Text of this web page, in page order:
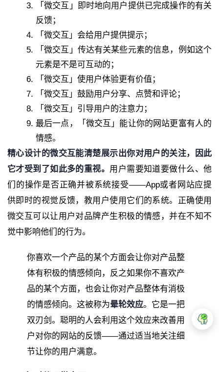
「微交互」即时地向用户提供已完成操作的有关
反馈；
「微交互」会给用户提供提示；
「微交互」传达有关某些元素的信息，例如这个
元素是不是可互动的；
「微交互」使用户体验更有价值；
「微交互」鼓励用户分享、点赞和评论；
「微交互」引导用户的注意力；
最后一点，「微交互」能让你的网站更富有人的
情感。
精心设计的微交互能清楚展示出你对用户的关注，因此
它才受到了如此多的重视。 用户需要知道要做什么、他
们的操作是否正确并被系统接受——App或者网站应提
供即时的视觉反馈，教用户使用它们的系统。正确使用
微交互可以让用户对品牌产生积极的情感，并在不知不
觉中影响他们的行为。
你喜欢一个产品的某个方面会让你对产品整
体有积极的情感倾向，反之如果你不喜欢产
品的某个方面，也会让你对产品整体有消极
的情感倾向。这被称为晕轮效应。它是一把
双刃剑。聪明的人会利用这个效应来改善用
户对你的网站的反馈——通过适当地关注细
节让你的用户满意。